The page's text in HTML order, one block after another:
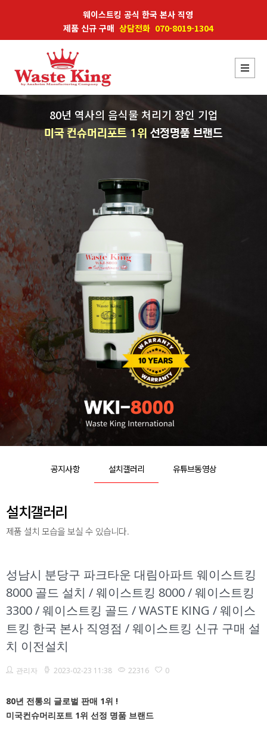
웨이스트킹 공식 한국 본사 직영
제품 신규 구매 상담전화 070-8019-1304
80년 역사의 음식물 처리기 장인 기업
미국 컨슈머리포트 1위 선정명품 브랜드
공지사항 설치갤러리 유튜브동영상
설치갤러리
제품 설치 모습을 보실 수 있습니다.
성남시 분당구 파크타운 대림아파트 웨이스트킹
8000 골드 설치 / 웨이스트킹 8000 / 웨이스트킹
3300 / 웨이스트킹 골드 / WASTE KING / 웨이스
트킹 한국 본사 직영점 / 웨이스트킹 신규 구매 설
치 이전설치
관리자 2023-02-23 11:38 22316 0
80년 전통의 글로벌 판매 1위 !
미국컨슈머리포트 1위 선정 명품 브랜드